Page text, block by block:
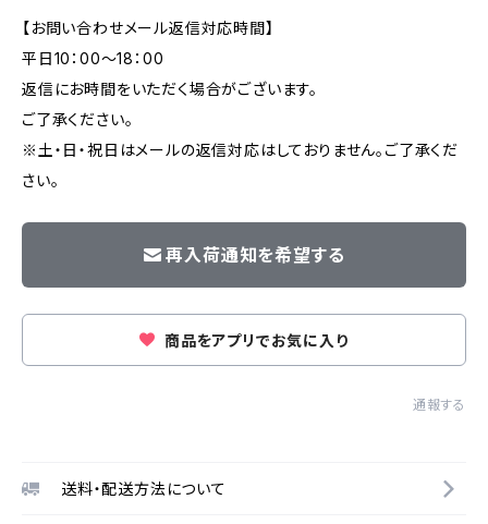
【お問い合わせメール返信対応時間】
平日10：00～18：00
返信にお時間をいただく場合がございます。
ご了承ください。
※土・日・祝日はメールの返信対応はしておりません。ご了承くだ
さい。
再入荷通知を希望する
商品をアプリでお気に入り
通報する
送料・配送方法について